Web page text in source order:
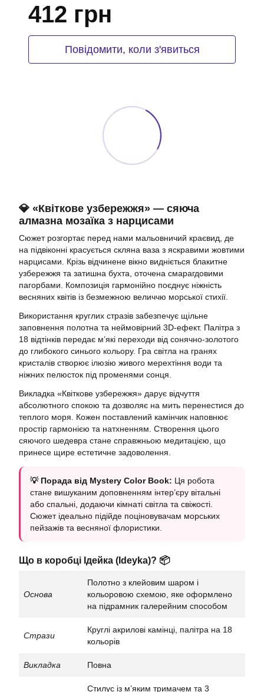
412 грн
Повідомити, коли з'явиться
💎 «Квіткове узбережжя» — сяюча
алмазна мозаїка з нарцисами
Сюжет розгортає перед нами мальовничий краєвид, де
на підвіконні красується скляна ваза з яскравими жовтими
нарцисами. Крізь відчинене вікно видніється блакитне
узбережжя та затишна бухта, оточена смарагдовими
пагорбами. Композиція гармонійно поєднує ніжність
весняних квітів із безмежною величчю морської стихії.
Використання круглих стразів забезпечує щільне
заповнення полотна та неймовірний 3D-ефект. Палітра з
18 відтінків передає м’які переходи від сонячно-золотого
до глибокого синього кольору. Гра світла на гранях
кристалів створює ілюзію живого мерехтіння води та
ніжних пелюсток під променями сонця.
Викладка «Квіткове узбережжя» дарує відчуття
абсолютного спокою та дозволяє на мить перенестися до
теплого моря. Кожен поставлений камінчик наповнює
простір гармонією та натхненням. Створення цього
сяючого шедевра стане справжньою медитацією, що
принесе щире естетичне задоволення.
💡 Порада від Mystery Color Book: Ця робота
стане вишуканим доповненням інтер’єру вітальні
або спальні, додаючи кімнаті світла та свіжості.
Сюжет ідеально підійде поціновувачам морських
пейзажів та весняної флористики.
Що в коробці Ідейка (Ideyka)? 📦
Основа
Полотно з клейовим шаром і
кольоровою схемою, яке оформлено
на підрамник галерейним способом
Стрази
Круглі акрилові камінці, палітра на 18
кольорів
Викладка Повна
Стилус із м’яким тримачем та 3